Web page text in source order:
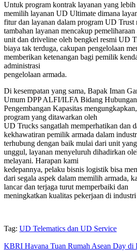
Untuk program kontrak layanan yang lebih
memilih layanan UD Ultimate dimana
fitur dan layanan dalam program UD Trust
tambahan layanan mencakup
unit dan driveline oleh bengkel resmi UD
biaya tak terduga, cakupan pengelolaan
memberikan ketenangan bagi pemilik
administrasi
pengelolaan armada.
Di kesempatan yang sama, Bapak Iman
Umum DPP ALFI/ILFA Bidang
Pengembangan Kapasitas
program yang ditawarkan oleh
UD Trucks sangatlah memperhatikan dan
kekhawatiran pemilik armada dalam
terhubung dengan baik mulai dari unit
unggul, layanan menyeluruh dihadirkan
melayani. Harapan kami
kedepannya, pelaku bisnis logistik bisa
dari segala aspek dalam memilih armada,
lancar dan terjaga turut memperbaiki dan
meningkatkan kualitas pekerjaan di
Tag: UD Telematics dan UD Service
KBRI Havana Tuan Rumah Asean Day di